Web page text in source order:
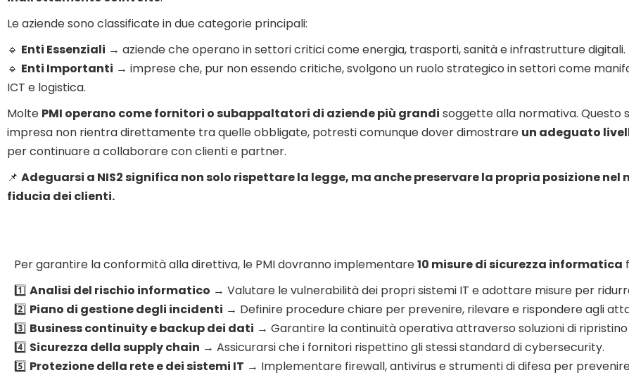
Le aziende sono classificate in due categorie principali:
🔹 Enti Essenziali → aziende che operano in settori critici come energia, trasporti, sanità e infrastrutture digitali.
🔹 Enti Importanti → imprese che, pur non essendo critiche, svolgono un ruolo strategico in settori come
ICT e logistica.
Molte PMI operano come fornitori o subappaltatori di aziende più grandi soggette alla normativa. Questo
impresa non rientra direttamente tra quelle obbligate, potresti comunque dover dimostrare un adeguato
per continuare a collaborare con clienti e partner.
📌 Adeguarsi a NIS2 significa non solo rispettare la legge, ma anche preservare la propria posizione nel
fiducia dei clienti.
Per garantire la conformità alla direttiva, le PMI dovranno implementare10 misure di sicurezza informatica
1️⃣ Analisi del rischio informatico → Valutare le vulnerabilità dei propri sistemi IT e adottare misure per
2️⃣ Piano di gestione degli incidenti → Definire procedure chiare per prevenire, rilevare e rispondere agli
3️⃣ Business continuity e backup dei dati → Garantire la continuità operativa attraverso soluzioni di ripristino
4️⃣ Sicurezza della supply chain → Assicurarsi che i fornitori rispettino gli stessi standard di cybersecurity.
5️⃣ Protezione della rete e dei sistemi IT → Implementare firewall, antivirus e strumenti di difesa per